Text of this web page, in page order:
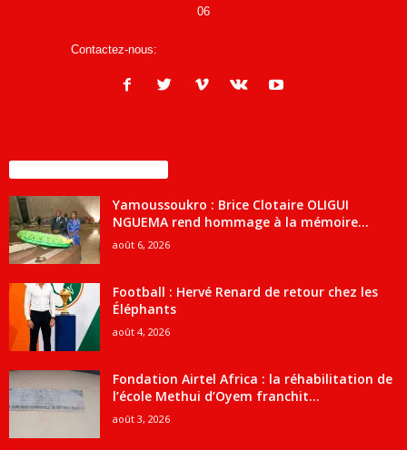
06
Contactez-nous:
Yamoussoukro : Brice Clotaire OLIGUI
NGUEMA rend hommage à la mémoire...
août 6, 2026
Football : Hervé Renard de retour chez les
Éléphants
août 4, 2026
Fondation Airtel Africa : la réhabilitation de
l’école Methui d’Oyem franchit...
août 3, 2026